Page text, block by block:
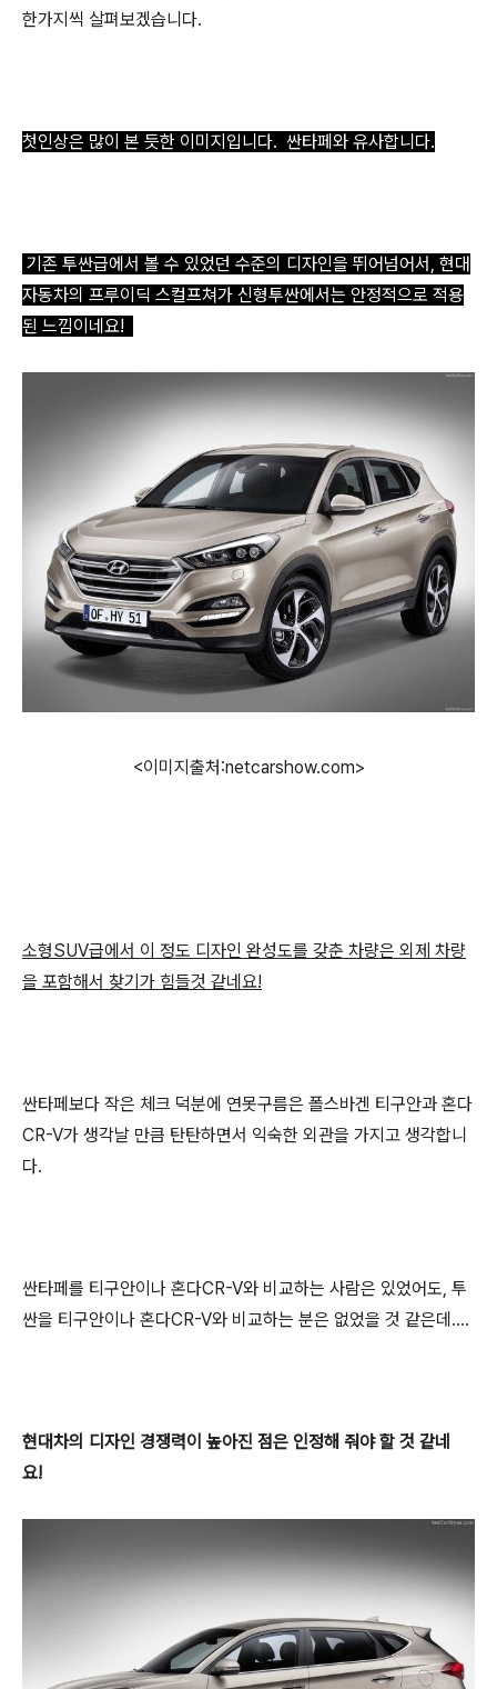
한가지씩 살펴보겠습니다.
첫인상은 많이 본 듯한 이미지입니다. 싼타페와 유사합니다.
기존 투싼급에서 볼 수 있었던 수준의 디자인을 뛰어넘어서, 현대
자동차의 프루이딕 스컬프쳐가 신형투싼에서는 안정적으로 적용
된 느낌이네요!
<이미지출처:netcarshow.com>
소형SUV급에서 이 정도 디자인 완성도를 갖춘 차량은 외제 차량
을 포함해서 찾기가 힘들것 같네요!
싼타페보다 작은 체크 덕분에 연못구름은 폴스바겐 티구안과 혼다
CR-V가 생각날 만큼 탄탄하면서 익숙한 외관을 가지고 생각합니
다.
싼타페를 티구안이나 혼다CR-V와 비교하는 사람은 있었어도, 투
싼을 티구안이나 혼다CR-V와 비교하는 분은 없었을 것 같은데....
현대차의 디자인 경쟁력이 높아진 점은 인정해 줘야 할 것 같네
요!